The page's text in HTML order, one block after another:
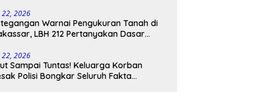
22, 2026
Warnai Pengukuran Tanah di
LBH 212 Pertanyakan Dasar
22, 2026
Sampai Tuntas! Keluarga Korban
Polisi Bongkar Seluruh Fakta